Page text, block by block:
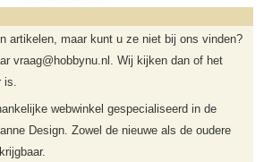
artikelen, maar kunt u ze niet bij ons vinden?
vraag@hobbynu.nl. Wij kijken dan of het
is.
webwinkel gespecialiseerd in de
Design. Zowel de nieuwe als de oudere